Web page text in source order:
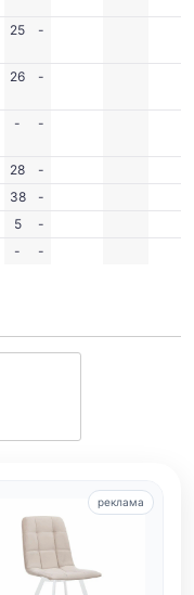
25 -
26 -
- -
28
-
38
-
5
-
- -
реклама